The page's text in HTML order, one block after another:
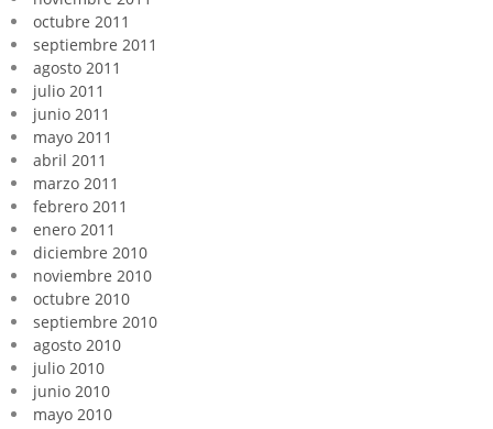
octubre 2011
septiembre 2011
agosto 2011
julio 2011
junio 2011
mayo 2011
abril 2011
marzo 2011
febrero 2011
enero 2011
diciembre 2010
noviembre 2010
octubre 2010
septiembre 2010
agosto 2010
julio 2010
junio 2010
mayo 2010